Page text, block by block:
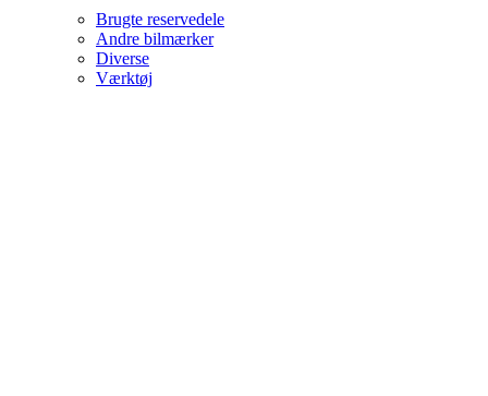
Brugte reservedele
Andre bilmærker
Diverse
Værktøj